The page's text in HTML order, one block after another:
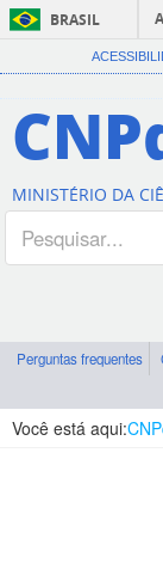
BRASIL
MINISTÉRIO DA
Perguntas frequentes
Você está aqui: